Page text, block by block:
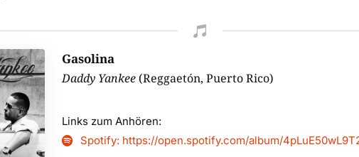

Gasolina
Daddy Yankee (Reggaetón, Puerto Rico)
Links zum Anhören:
 Spotify: https://open.spotify.com/album/